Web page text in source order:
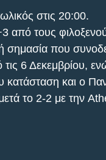
στις 20:00.
από τους
σημασία που
6 Δεκεμβρίου,
κατάσταση και ο
το 2-2 με την